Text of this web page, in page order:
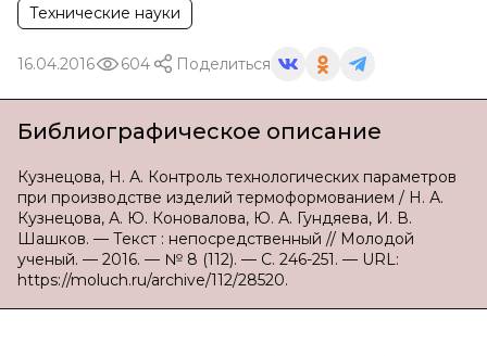
Технические науки
16.04.2016 604 Поделиться
Библиографическое описание
Кузнецова, Н. А. Контроль технологических параметров
при производстве изделий термоформованием / Н. А.
Кузнецова, А. Ю. Коновалова, Ю. А. Гундяева, И. В.
Шашков. — Текст : непосредственный // Молодой
ученый. — 2016. — № 8 (112). — С. 246-251. — URL:
https://moluch.ru/archive/112/28520.